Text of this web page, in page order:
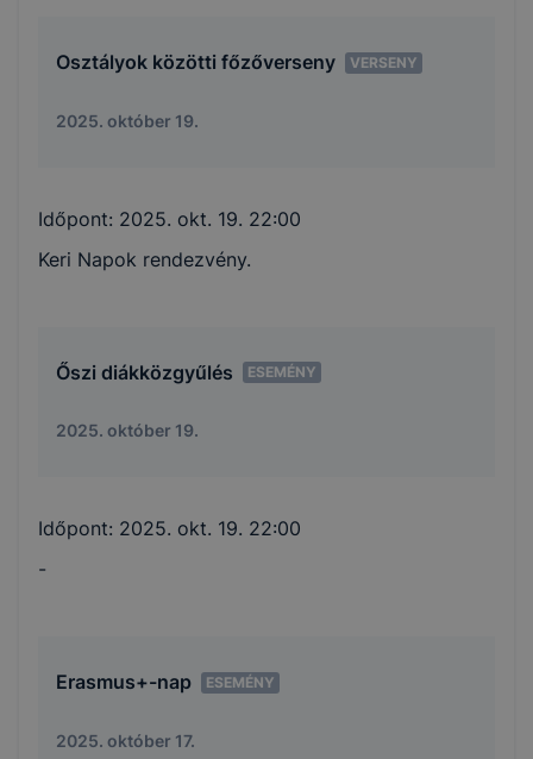
Osztályok közötti főzőverseny VERSENY
2025. október 19.
Időpont: 2025. okt. 19. 22:00
Keri Napok rendezvény.
Őszi diákközgyűlés ESEMÉNY
2025. október 19.
Időpont: 2025. okt. 19. 22:00
-
Erasmus+-nap ESEMÉNY
2025. október 17.